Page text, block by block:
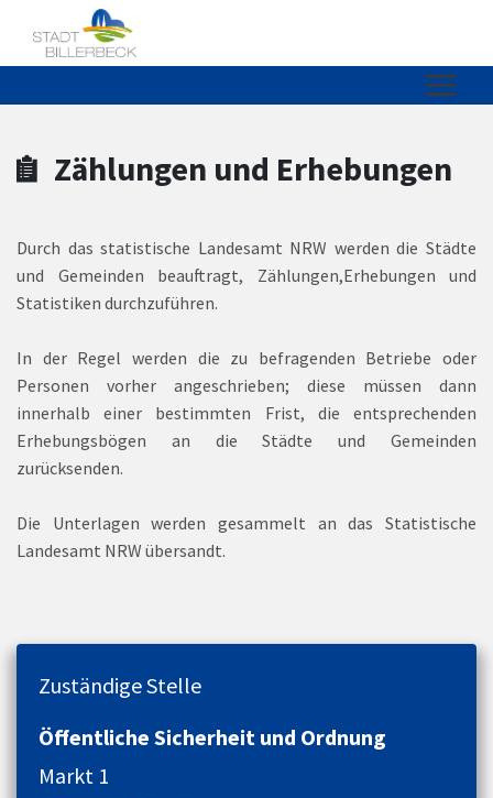
Zum Header
Zum Hauptinhalt
Zum Footer
Zum Hauptinhalt springen
Zählungen und Erhebungen
Durch das statistische Landesamt NRW werden die Städte
und Gemeinden beauftragt, Zählungen,Erhebungen und
Statistiken durchzuführen.
In der Regel werden die zu befragenden Betriebe oder
Personen vorher angeschrieben; diese müssen dann
innerhalb einer bestimmten Frist, die entsprechenden
Erhebungsbögen an die Städte und Gemeinden
zurücksenden.
Die Unterlagen werden gesammelt an das Statistische
Landesamt NRW übersandt.
Zuständige Stelle
Öffentliche Sicherheit und Ordnung
Markt 1